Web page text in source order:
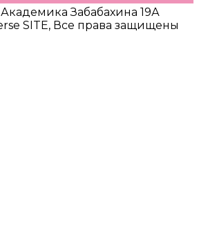
Забабахина 19А
SITE, Все права защищены